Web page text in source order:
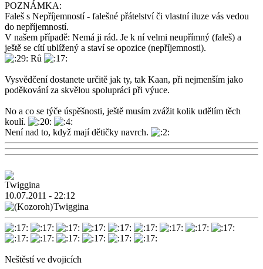
POZNÁMKA:
Faleš s Nepříjemností - falešné přátelství či vlastní iluze vás vedou
do nepříjemností.
V našem případě: Nemá ji rád. Je k ní velmi neupřímný (faleš) a
ještě se cítí ublížený a staví se opozice (nepříjemnosti).
Rů
Vysvědčení dostanete určitě jak ty, tak Kaan, při nejmenším jako
poděkování za skvělou spolupráci při výuce.
No a co se týče úspěšnosti, ještě musím zvážit kolik udělím těch
koulí.
Není nad to, když mají dětičky navrch.
10.07.2011 - 22:12
Twiggina
Neštěstí ve dvojicích